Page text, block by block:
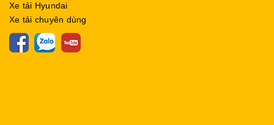
Xe tải Hyundai
Xe tải chuyên dùng